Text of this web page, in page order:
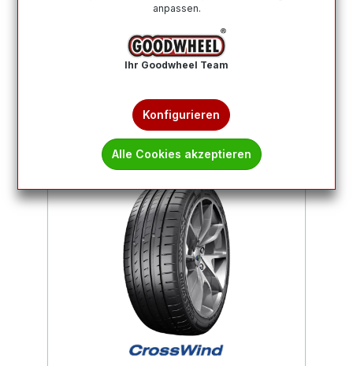
Wie finde ich meine Reifengröße?
anpassen.
Ihr Goodwheel Team
Konfigurieren
Alle Cookies akzeptieren